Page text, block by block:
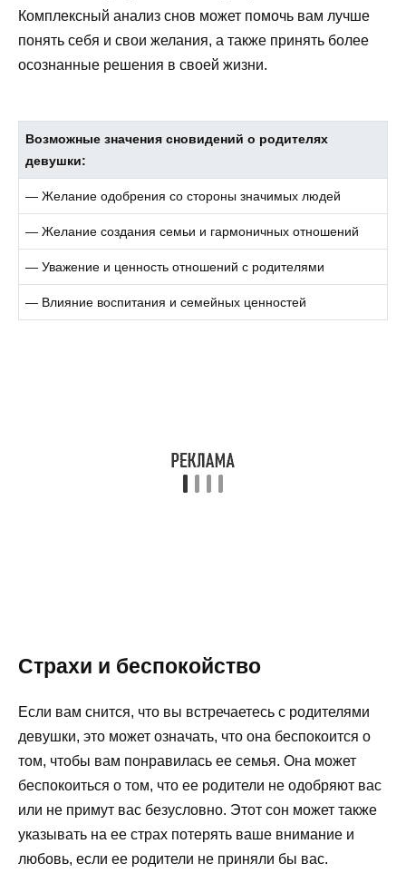
Комплексный анализ снов может помочь вам лучше
понять себя и свои желания, а также принять более
осознанные решения в своей жизни.
Возможные значения сновидений о родителях
девушки:
— Желание одобрения со стороны значимых людей
— Желание создания семьи и гармоничных отношений
— Уважение и ценность отношений с родителями
— Влияние воспитания и семейных ценностей
Страхи и беспокойство
Если вам снится, что вы встречаетесь с родителями
девушки, это может означать, что она беспокоится о
том, чтобы вам понравилась ее семья. Она может
беспокоиться о том, что ее родители не одобряют вас
или не примут вас безусловно. Этот сон может также
указывать на ее страх потерять ваше внимание и
любовь, если ее родители не приняли бы вас.